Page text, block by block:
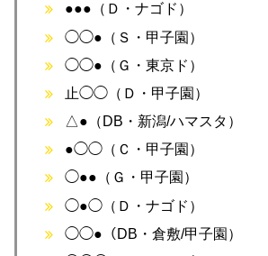
●●●（Ｄ・ナゴド）
◯◯●（Ｓ・甲子園）
◯◯●（Ｇ・東京ド）
止◯◯（Ｄ・甲子園）
△●（DB・新潟/ハマスタ）
●◯◯（Ｃ・甲子園）
◯●●（Ｇ・甲子園）
◯●◯（Ｄ・ナゴド）
◯◯●（DB・倉敷/甲子園）